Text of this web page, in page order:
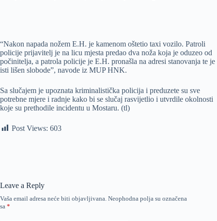
“Nakon napada nožem E.H. je kamenom oštetio taxi vozilo. Patroli
policije prijavitelj je na licu mjesta predao dva noža koja je oduzeo od
počinitelja, a patrola policije je E.H. pronašla na adresi stanovanja te je
isti lišen slobode”, navode iz MUP HNK.
Sa slučajem je upoznata kriminalistička policija i preduzete su sve
potrebne mjere i radnje kako bi se slučaj rasvijetlio i utvrdile okolnosti
koje su prethodile incidentu u Mostaru. (tl)
Post Views: 603
Leave a Reply
Vaša email adresa neće biti objavljivana. Neophodna polja su označena
sa *